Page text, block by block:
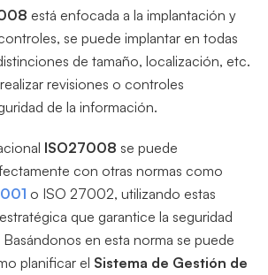
está enfocada a la implantación y
se puede implantar en todas
de tamaño, localización, etc.
revisiones o controles
de la información.
ISO27008 se puede
con otras normas como
o ISO 27002, utilizando estas
que garantice la seguridad
en esta norma se puede
planificar el Sistema de Gestión de